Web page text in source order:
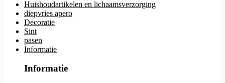
Huishoudartikelen en lichaamsverzorging
diepvries apero
Decoratie
Sint
pasen
Informatie
Informatie